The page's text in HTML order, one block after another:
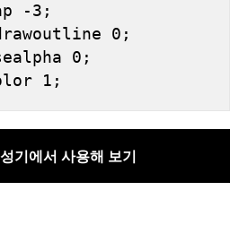
-3;
0;
0;
1;
기에서 사용해 보기